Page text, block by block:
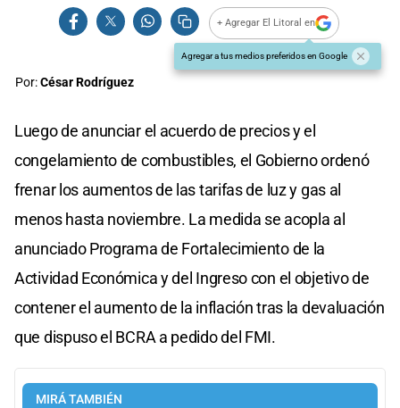
+ Agregar El Litoral en
Agregar a tus medios preferidos en Google
Por:César Rodríguez
Luego de anunciar el acuerdo de precios y el
congelamiento de combustibles, el Gobierno ordenó
frenar los aumentos de las tarifas de luz y gas al
menos hasta noviembre. La medida se acopla al
anunciado Programa de Fortalecimiento de la
Actividad Económica y del Ingreso con el objetivo de
contener el aumento de la inflación tras la devaluación
que dispuso el BCRA a pedido del FMI.
MIRÁ TAMBIÉN